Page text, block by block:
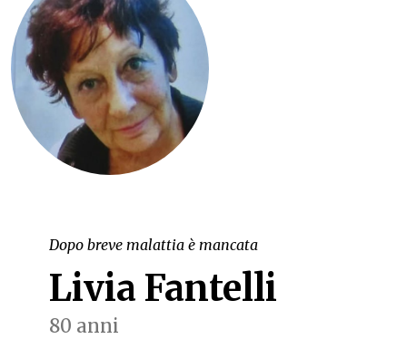
Dopo breve malattia è mancata
Livia Fantelli
80 anni